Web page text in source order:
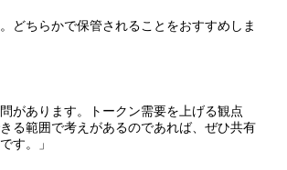
どちらかで保管されることをおすすめしま
があります。トークン需要を上げる観点
る範囲で考えがあるのであれば、ぜひ共有
す。」